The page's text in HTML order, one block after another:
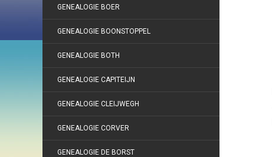
GENEALOGIE BOER
GENEALOGIE BOONSTOPPEL
GENEALOGIE BOTH
GENEALOGIE CAPITEIJN
GENEALOGIE CLEIJWEGH
GENEALOGIE CORVER
GENEALOGIE DE BORST